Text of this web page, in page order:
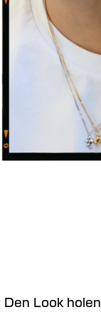
Den Look holen